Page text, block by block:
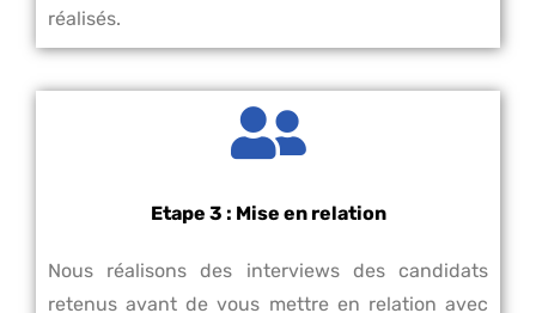
réalisés.
Etape 3 : Mise en relation
Nous réalisons des interviews des candidats
retenus avant de vous mettre en relation avec